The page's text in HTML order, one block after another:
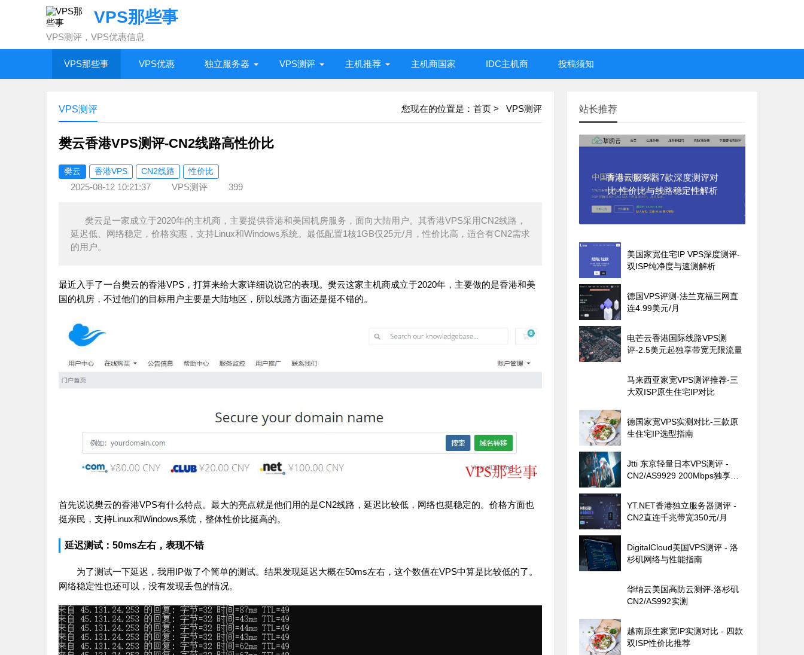
VPS那些事
VPS测评，VPS优惠信息
VPS那些事 VPS优惠 独立服务器 VPS测评 主机推荐 主机商国家 IDC主机商 投稿须知
您现在的位置是： 首页 > VPS测评
VPS测评
樊云香港VPS测评-CN2线路高性价比
樊云 香港VPS CN2线路 性价比
2025-08-12 10:21:37 VPS测评 399
樊云是一家成立于2020年的主机商，主要提供香港和美国机房服务，面向大陆用户。其香港VPS采用CN2线路，
延迟低、网络稳定，价格实惠，支持Linux和Windows系统。最低配置1核1GB仅25元/月，性价比高，适合有CN2需求
的用户。
最近入手了一台樊云的香港VPS，打算来给大家详细说说它的表现。樊云这家主机商成立于2020年，主要做的是香港和美
国的机房，不过他们的目标用户主要是大陆地区，所以线路方面还是挺不错的。
首先说说樊云的香港VPS有什么特点。最大的亮点就是他们用的是CN2线路，延迟比较低，网络也挺稳定的。价格方面也
挺亲民，支持Linux和Windows系统，整体性价比挺高的。
延迟测试：50ms左右，表现不错
为了测试一下延迟，我用IP做了个简单的测试。结果发现延迟大概在50ms左右，这个数值在VPS中算是比较低的了。
网络稳定性也还可以，没有发现丢包的情况。
站长推荐
香港云服务器7款深度测评对
比-性价比与线路稳定性解析
美国家宽住宅IP VPS深度测评-
双ISP纯净度与速测解析
德国VPS评测-法兰克福三网直
连4.99美元/月
电芒云香港国际线路VPS测
评-2.5美元起独享带宽无限流量
马来西亚家宽VPS测评推荐-三
大双ISP原生住宅IP对比
德国家宽VPS实测对比-三款原
生住宅IP选型指南
Jtti 东京轻量日本VPS测评 -
CN2/AS9929 200Mbps独享带
YT.NET香港独立服务器测评 -
CN2直连千兆带宽350元/月
DigitalCloud美国VPS测评 - 洛
杉矶网络与性能指南
华纳云美国高防云测评-洛杉矶
CN2/AS992实测
越南原生家宽IP实测对比 - 四款
双ISP性价比推荐